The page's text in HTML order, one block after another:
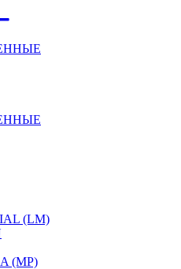
(LM)
(MP)